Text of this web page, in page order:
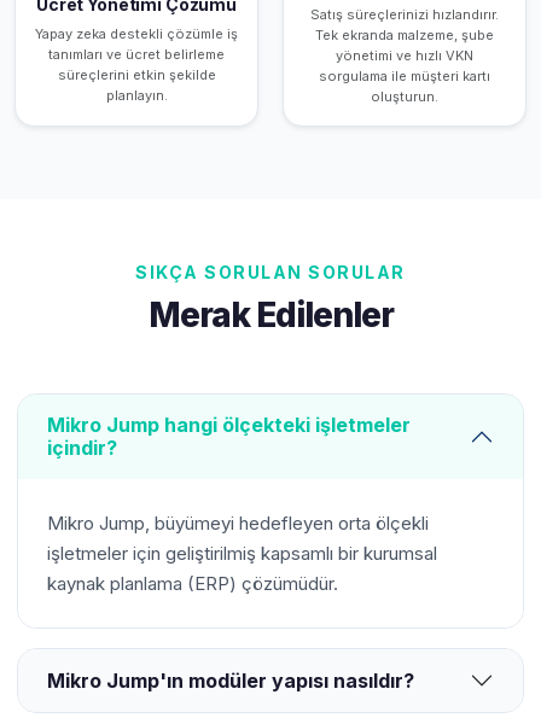
Ücret Yönetimi Çözümü
Yapay zeka destekli çözümle iş
tanımları ve ücret belirleme
süreçlerini etkin şekilde
planlayın.
Satış süreçlerinizi hızlandırır.
Tek ekranda malzeme, şube
yönetimi ve hızlı VKN
sorgulama ile müşteri kartı
oluşturun.
SIKÇA SORULAN SORULAR
Merak Edilenler
Mikro Jump hangi ölçekteki işletmeler
içindir?
Mikro Jump, büyümeyi hedefleyen orta ölçekli
işletmeler için geliştirilmiş kapsamlı bir kurumsal
kaynak planlama (ERP) çözümüdür.
Mikro Jump'ın modüler yapısı nasıldır?